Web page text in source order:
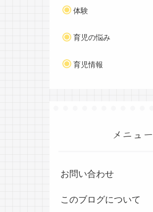
体験
育児の悩み
育児情報
メニュー
お問い合わせ
このブログについて